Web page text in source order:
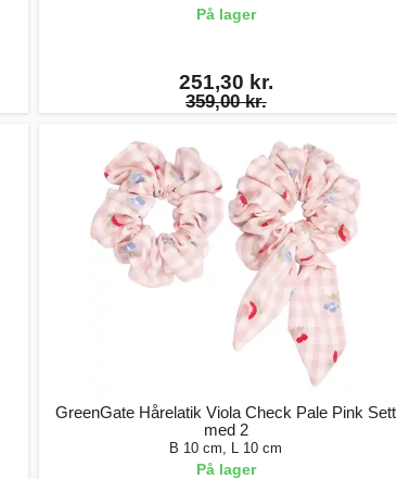
På lager
251,30 kr.
359,00 kr.
GreenGate Hårelatik Viola Check Pale Pink Sett
med 2
B 10 cm, L 10 cm
På lager